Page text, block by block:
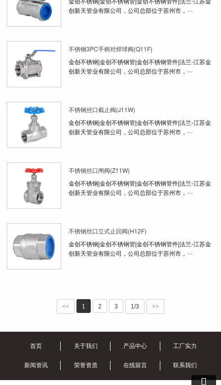
金创不锈钢|金创不锈钢管|金创不锈钢管件|法兰-江苏金
创新天管业有限公司，公司总部位于苏州市，···
不锈钢3PC手柄对焊球阀(Q11F)
金创不锈钢|金创不锈钢管|金创不锈钢管件|法兰-江苏金
创新天管业有限公司，公司总部位于苏州市，···
不锈钢丝口截止阀(J11W)
金创不锈钢|金创不锈钢管|金创不锈钢管件|法兰-江苏金
创新天管业有限公司，公司总部位于苏州市，···
不锈钢丝口闸阀(Z11W)
金创不锈钢|金创不锈钢管|金创不锈钢管件|法兰-江苏金
创新天管业有限公司，公司总部位于苏州市，···
不锈钢丝口立式止回阀(H12F)
金创不锈钢|金创不锈钢管|金创不锈钢管件|法兰-江苏金
创新天管业有限公司，公司总部位于苏州市，···
<< 1 2 3 1/3 >>

首页 关于我们 产品中心 工厂实力
新闻资讯 荣誉资质 在线留言 联系我们